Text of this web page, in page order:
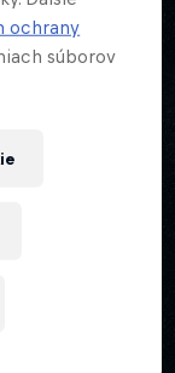
ochrany
súborov